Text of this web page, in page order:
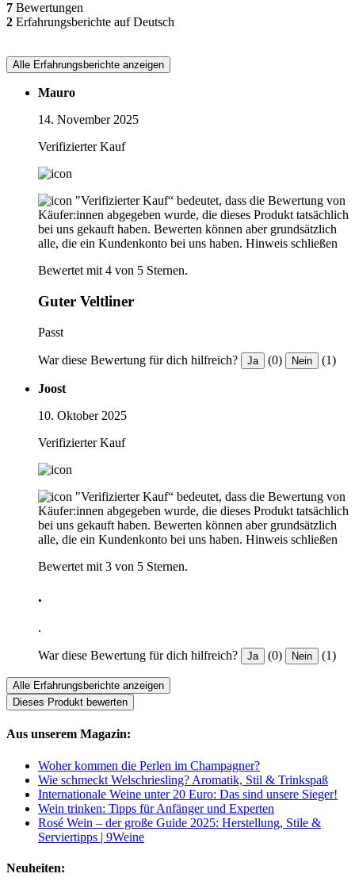
7 Bewertungen
2 Erfahrungsberichte auf Deutsch
Alle Erfahrungsberichte anzeigen
Mauro
14. November 2025
Verifizierter Kauf
"Verifizierter Kauf“ bedeutet, dass die Bewertung von
Käufer:innen abgegeben wurde, die dieses Produkt tatsächlich
bei uns gekauft haben. Bewerten können aber grundsätzlich
alle, die ein Kundenkonto bei uns haben. Hinweis schließen
Bewertet mit 4 von 5 Sternen.
Guter Veltliner
Passt
War diese Bewertung für dich hilfreich? Ja (0) Nein (1)
Joost
10. Oktober 2025
Verifizierter Kauf
"Verifizierter Kauf“ bedeutet, dass die Bewertung von
Käufer:innen abgegeben wurde, die dieses Produkt tatsächlich
bei uns gekauft haben. Bewerten können aber grundsätzlich
alle, die ein Kundenkonto bei uns haben. Hinweis schließen
Bewertet mit 3 von 5 Sternen.
.
.
War diese Bewertung für dich hilfreich? Ja (0) Nein (1)
Alle Erfahrungsberichte anzeigen
Dieses Produkt bewerten
Aus unserem Magazin:
Woher kommen die Perlen im Champagner?
Wie schmeckt Welschriesling? Aromatik, Stil & Trinkspaß
Internationale Weine unter 20 Euro: Das sind unsere Sieger!
Wein trinken: Tipps für Anfänger und Experten
Rosé Wein – der große Guide 2025: Herstellung, Stile &
Serviertipps | 9Weine
Neuheiten: